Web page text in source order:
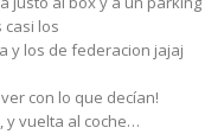
casi los
y los de federacion jajaj
con lo que decían!
y vuelta al coche…